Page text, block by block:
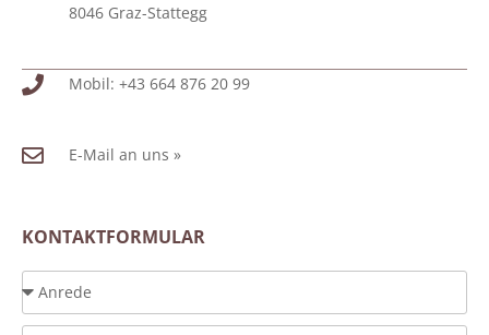
8046 Graz-Stattegg
Mobil: +43 664 876 20 99
E-Mail an uns »
KONTAKTFORMULAR